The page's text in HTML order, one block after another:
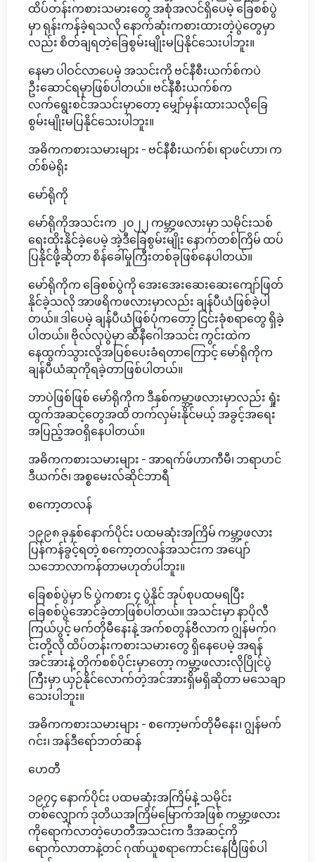
ထိပ်တန်းကစားသမားတွေ အစုံအလင်ရှိပေမဲ့ ခြေစစ်ပွဲ
မှာ ရုန်းကန်ခဲ့ရသလို နောက်ဆုံးကစားထားတဲ့ပွဲတွေမှာ
လည်း စိတ်ချရတဲ့ခြေစွမ်းမျိုးမပြနိုင်သေးပါဘူး။
နေမာ ပါဝင်လာပေမဲ့ အသင်းကို ဗင်နီစီးယက်စ်ကပဲ
ဦးဆောင်ရမှာဖြစ်ပါတယ်။ ဗင်နီစီးယက်စ်က
လက်ရွေးစင်အသင်းမှာတော့ မျှော်မှန်းထားသလိုခြေ
စွမ်းမျိုးမပြနိုင်သေးပါဘူး။
အဓိကကစားသမားများ - ဗင်နီစီးယက်စ်၊ ရာဖင်ဟာ၊ က
တ်စ်မဲရိုး
မော်ရိုကို
မော်ရိုကိုအသင်းက ၂၀၂၂ ကမ္ဘာ့ဖလားမှာ သမိုင်းသစ်
ရေးထိုးနိုင်ခဲ့ပေမဲ့ အဲ့ဒီခြေစွမ်းမျိုး နောက်တစ်ကြိမ် ထပ်
ပြနိုင်ဖို့ဆိုတာ စိန်ခေါ်မှုကြီးတစ်ခုဖြစ်နေပါတယ်။
မော်ရိုကိုက ခြေစစ်ပွဲကို အေးအေးဆေးဆေးကျော်ဖြတ်
နိုင်ခဲ့သလို အာဖရိကဖလားမှာလည်း ချန်ပီယံဖြစ်ခဲ့ပါ
တယ်။ ဒါပေမဲ့ ချန်ပီယံဖြစ်ပုံကတော့ ငြင်းခုံစရာတွေ ရှိခဲ့
ပါတယ်။ ဗိုလ်လုပွဲမှာ ဆီနီဂေါအသင်း ကွင်းထဲက
နေထွက်သွားလို့အပြစ်ပေးခံရတာကြောင့် မော်ရိုကိုက
ချန်ပီယံဆုကိုရခဲ့တာဖြစ်ပါတယ်။
ဘာပဲဖြစ်ဖြစ် မော်ရိုကိုက ဒီနှစ်ကမ္ဘာ့ဖလားမှာလည်း ရှုံး
ထွက်အဆင့်တွေအထိ တက်လှမ်းနိုင်မယ့် အခွင့်အရေး
အပြည့်အဝရှိနေပါတယ်။
အဓိကကစားသမားများ - အာရက်ဖ်ဟာကီမီ၊ ဘရာဟင်
ဒီယက်ဇ်၊ အစ္စမေးလ်ဆိုင်ဘာရီ
စကော့တလန်
၁၉၉၈ ခုနှစ်နောက်ပိုင်း ပထမဆုံးအကြိမ် ကမ္ဘာ့ဖလား
ပြန်ကန်ခွင့်ရတဲ့ စကော့တလန်အသင်းက အပျော်
သဘောလာကန်တာမဟုတ်ပါဘူး။
ခြေစစ်ပွဲမှာ ၆ ပွဲကစား ၄ ပွဲနိုင် အုပ်စုပထမရပြီး
ခြေစစ်ပွဲအောင်ခဲ့တာဖြစ်ပါတယ်။ အသင်းမှာ နာပိုလီ
ကြယ်ပွင့် မက်တိုမီနေးနဲ့ အက်စတွန်ဗီလာက ဂျွန်မက်ဂ
င်းတို့လို ထိပ်တန်းကစားသမားတွေ ရှိနေပေမဲ့ အရန်
အင်အားနဲ့ တိုက်စစ်ပိုင်းမှာတော့ ကမ္ဘာ့ဖလားလိုပြိုင်ပွဲ
ကြီးမှာ ယှဉ်နိုင်လောက်တဲ့အင်အားရှိမရှိဆိုတာ မသေချာ
သေးပါဘူး။
အဓိကကစားသမားများ - စကော့မက်တိုမီနေး၊ ဂျွန်မက်
ဂင်း၊ အန်ဒီရော်ဘတ်ဆန်
ဟေတီ
၁၉၇၄ နောက်ပိုင်း ပထမဆုံးအကြိမ်နဲ့ သမိုင်း
တစ်လျှောက် ဒုတိယအကြိမ်မြောက်အဖြစ် ကမ္ဘာ့ဖလား
ကိုရောက်လာတဲ့ဟေတီအသင်းက ဒီအဆင့်ကို
ရောက်လာတာနဲ့တင် ဂုဏ်ယူစရာကောင်းနေပြီဖြစ်ပါ